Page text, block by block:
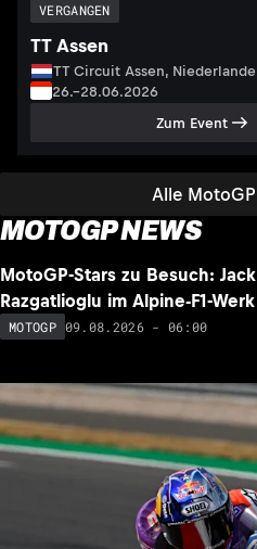
Alle
VERGANGEN
TT Assen
TT Circuit Assen, Niederlande
26.–28.06.2026
Zum Event
MOTOGP NEWS